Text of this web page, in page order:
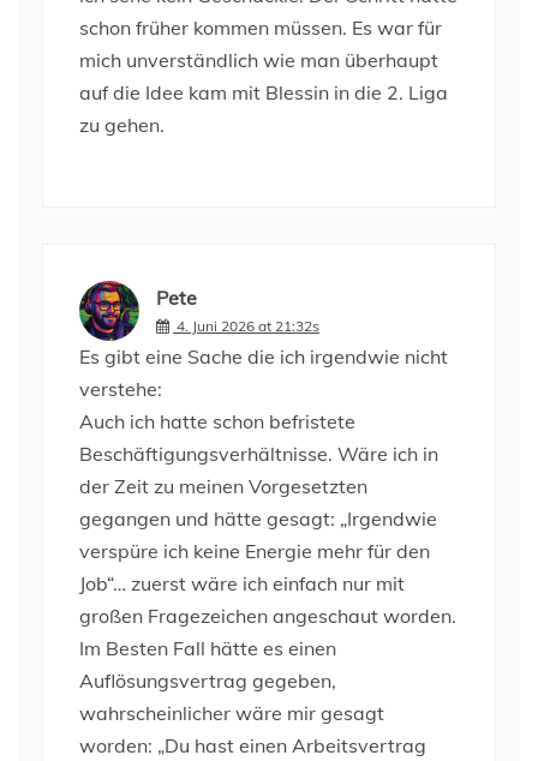
schon früher kommen müssen. Es war für
mich unverständlich wie man überhaupt
auf die Idee kam mit Blessin in die 2. Liga
zu gehen.
Pete
4. Juni 2026 at 21:32s
Es gibt eine Sache die ich irgendwie nicht
verstehe:
Auch ich hatte schon befristete
Beschäftigungsverhältnisse. Wäre ich in
der Zeit zu meinen Vorgesetzten
gegangen und hätte gesagt: „Irgendwie
verspüre ich keine Energie mehr für den
Job“… zuerst wäre ich einfach nur mit
großen Fragezeichen angeschaut worden.
Im Besten Fall hätte es einen
Auflösungsvertrag gegeben,
wahrscheinlicher wäre mir gesagt
worden: „Du hast einen Arbeitsvertrag